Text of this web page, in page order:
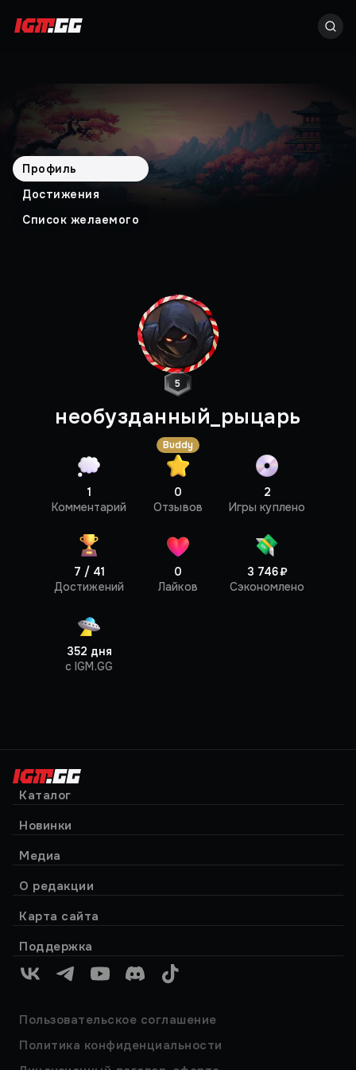
Профиль
Достижения
Список желаемого
Профиль
5
необузданный_рыцарь
Buddy
1
Комментарий
0
Отзывов
2
Игры куплено
7 / 41
Достижений
0
Лайков
3 746 ₽
Сэкономлено
352 дня
c IGM.GG
Каталог
Новинки
Медиа
О редакции
Карта сайта
Поддержка
VK TelegramYouTubeDiscordTikTok
Пользовательское соглашение
Политика конфиденциальности